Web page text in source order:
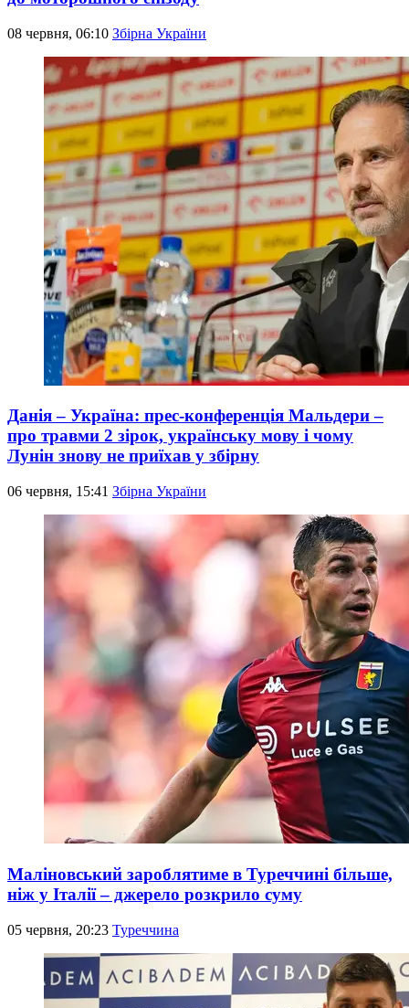
08 червня, 06:10 Збірна України
Данія – Україна: прес-конференція Мальдери –
про травми 2 зірок, українську мову і чому
Лунін знову не приїхав у збірну
06 червня, 15:41 Збірна України
Маліновський зароблятиме в Туреччині більше,
ніж у Італії – джерело розкрило суму
05 червня, 20:23 Туреччина